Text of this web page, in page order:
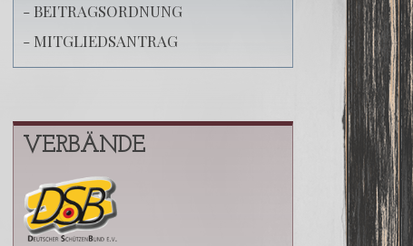
- BEITRAGSORDNUNG
- MITGLIEDSANTRAG
VERBÄNDE